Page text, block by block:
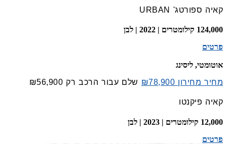
קאיה ספורטג' URBAN
124,000 קילומטרים | 2022 | לבן
פרטים
אוטומטי, ליסינג
מחיר מחירון ₪78,900
שלם עבור הרכב רק ₪56,900
קאיה פיקנטו
12,000 קילומטרים | 2023 | לבן
פרטים